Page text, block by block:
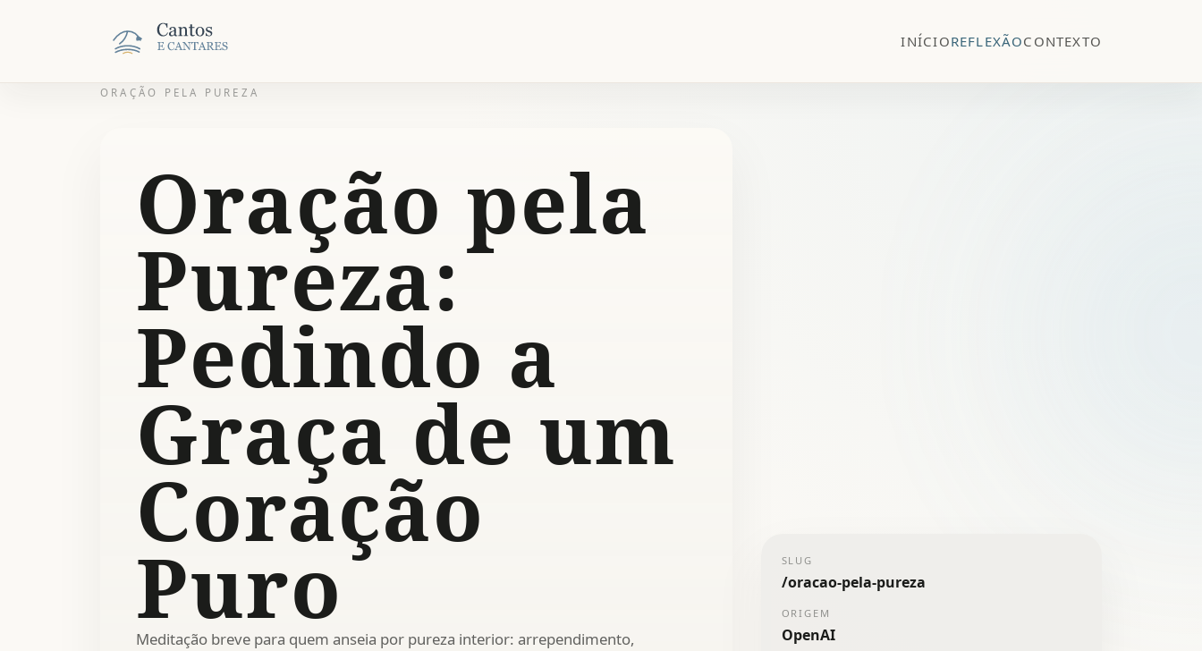
INÍCIOREFLEXÃOCONTEXTO
ORAÇÃO PELA PUREZA
Oração pela
Pureza:
Pedindo a
Graça de um
Coração
Puro
Meditação breve para quem anseia por pureza interior: arrependimento,
SLUG
/oracao-pela-pureza
ORIGEM
OpenAI